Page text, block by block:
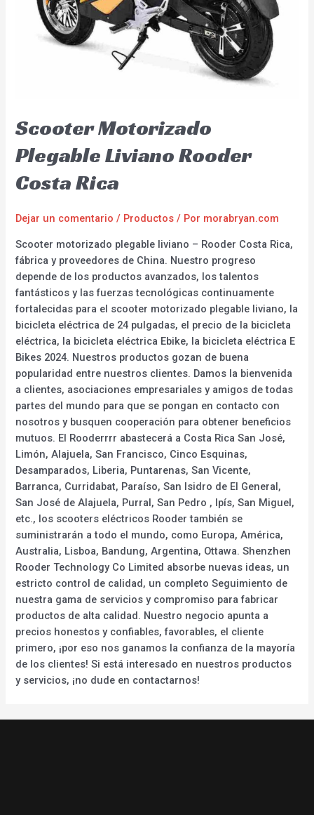
Scooter Motorizado
Plegable Liviano Rooder
Costa Rica
Dejar un comentario / Productos / Por morabryan.com
Scooter motorizado plegable liviano – Rooder Costa Rica,
fábrica y proveedores de China. Nuestro progreso
depende de los productos avanzados, los talentos
fantásticos y las fuerzas tecnológicas continuamente
fortalecidas para el scooter motorizado plegable liviano, la
bicicleta eléctrica de 24 pulgadas, el precio de la bicicleta
eléctrica, la bicicleta eléctrica Ebike, la bicicleta eléctrica E
Bikes 2024. Nuestros productos gozan de buena
popularidad entre nuestros clientes. Damos la bienvenida
a clientes, asociaciones empresariales y amigos de todas
partes del mundo para que se pongan en contacto con
nosotros y busquen cooperación para obtener beneficios
mutuos. El Rooderrrr abastecerá a Costa Rica San José,
Limón, Alajuela, San Francisco, Cinco Esquinas,
Desamparados, Liberia, Puntarenas, San Vicente,
Barranca, Curridabat, Paraíso, San Isidro de El General,
San José de Alajuela, Purral, San Pedro , Ipís, San Miguel,
etc., los scooters eléctricos Rooder también se
suministrarán a todo el mundo, como Europa, América,
Australia, Lisboa, Bandung, Argentina, Ottawa. Shenzhen
Rooder Technology Co Limited absorbe nuevas ideas, un
estricto control de calidad, un completo Seguimiento de
nuestra gama de servicios y compromiso para fabricar
productos de alta calidad. Nuestro negocio apunta a
precios honestos y confiables, favorables, el cliente
primero, ¡por eso nos ganamos la confianza de la mayoría
de los clientes! Si está interesado en nuestros productos
y servicios, ¡no dude en contactarnos!